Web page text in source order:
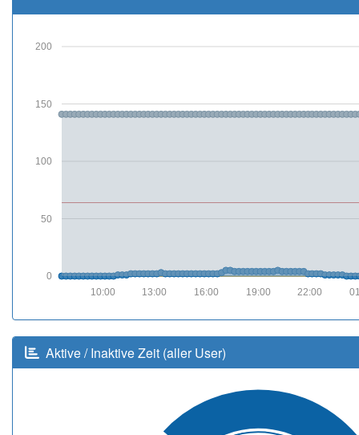
0
50
100
150
200
22:00
19:00
16:00
13:00
10:00
Aktive / Inaktive Zeit (aller User)